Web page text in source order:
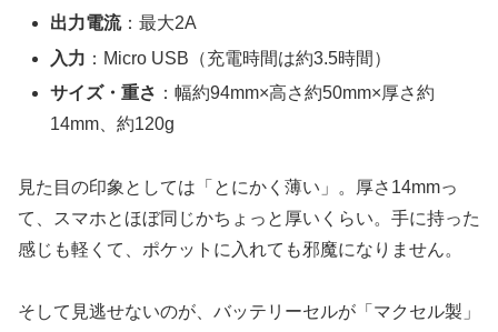
出力電流：最大2A
入力 ：Micro USB（充電時間は約3.5時間）
サイズ・重さ ：幅約94mm×高さ約50mm×厚さ約
14mm、約120g
見た目の印象としては「とにかく薄い」。厚さ14mmっ
て、スマホとほぼ同じかちょっと厚いくらい。手に持った
感じも軽くて、ポケットに入れても邪魔になりません。
そして見逃せないのが、バッテリーセルが「マクセル製」